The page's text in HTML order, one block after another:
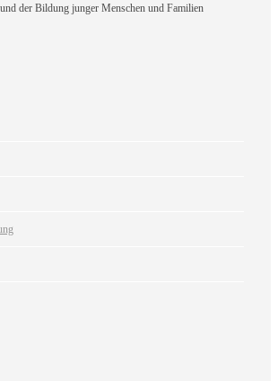
der Bildung junger Menschen und Familien